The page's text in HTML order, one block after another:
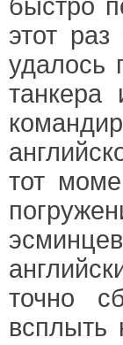
быстро
этот
удалось
тот
точно
всплыть